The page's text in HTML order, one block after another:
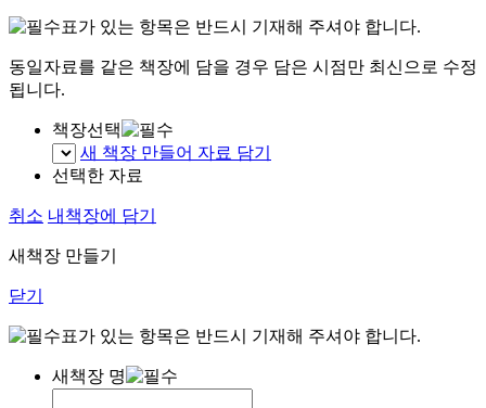
표가 있는 항목은 반드시 기재해 주셔야 합니다.
동일자료를 같은 책장에 담을 경우 담은 시점만 최신으로 수정
됩니다.
책장선택
새 책장 만들어 자료 담기
선택한 자료
취소 내책장에 담기
새책장 만들기
닫기
표가 있는 항목은 반드시 기재해 주셔야 합니다.
새책장 명